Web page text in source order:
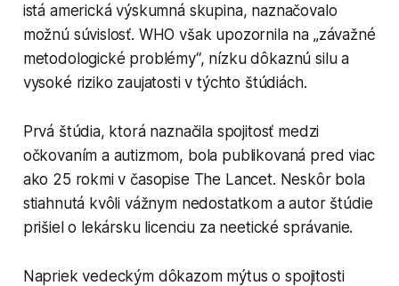
istá americká výskumná skupina, naznačovalo
možnú súvislosť. WHO však upozornila na „závažné
metodologické problémy“, nízku dôkaznú silu a
vysoké riziko zaujatosti v týchto štúdiách.
Prvá štúdia, ktorá naznačila spojitosť medzi
očkovaním a autizmom, bola publikovaná pred viac
ako 25 rokmi v časopise The Lancet. Neskôr bola
stiahnutá kvôli vážnym nedostatkom a autor štúdie
prišiel o lekársku licenciu za neetické správanie.
Napriek vedeckým dôkazom mýtus o spojitosti